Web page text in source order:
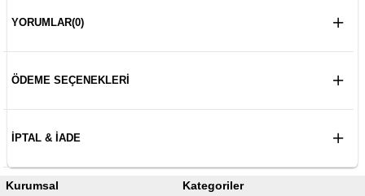
YORUMLAR(0)
ÖDEME SEÇENEKLERI
İPTAL & İADE
Kurumsal Kategoriler